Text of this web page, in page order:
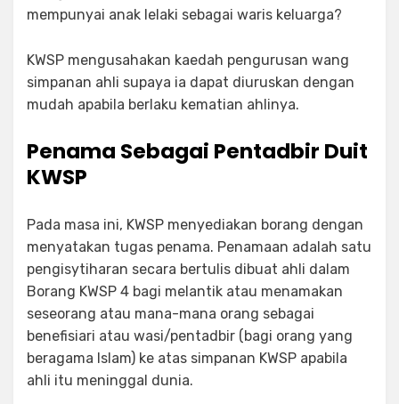
mempunyai anak lelaki sebagai waris keluarga?
KWSP mengusahakan kaedah pengurusan wang
simpanan ahli supaya ia dapat diuruskan dengan
mudah apabila berlaku kematian ahlinya.
Penama Sebagai Pentadbir Duit
KWSP
Pada masa ini, KWSP menyediakan borang dengan
menyatakan tugas penama. Penamaan adalah satu
pengisytiharan secara bertulis dibuat ahli dalam
Borang KWSP 4 bagi melantik atau menamakan
seseorang atau mana-mana orang sebagai
benefisiari atau wasi/pentadbir (bagi orang yang
beragama Islam) ke atas simpanan KWSP apabila
ahli itu meninggal dunia.